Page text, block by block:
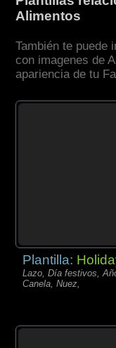
Alimentos
También te puede
con imagenes de
apariencia de tu
Plantilla:
Lazo, Día festivos,
Canela, Nuez,